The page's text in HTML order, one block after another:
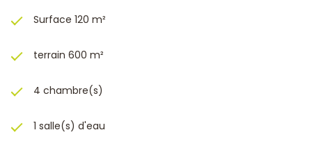
Surface 120 m²
terrain 600 m²
4 chambre(s)
1 salle(s) d'eau